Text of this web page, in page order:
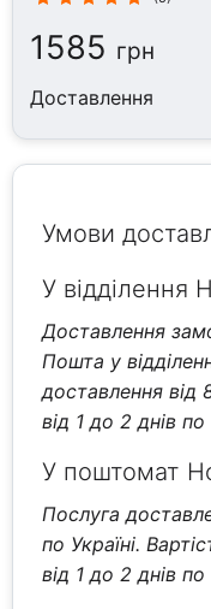
1585 грн
Доставлення
Умови
У відділення
Доставлення
Пошта у
доставлення від
від 1 до 2 днів по
У поштомат
Послуга
по Україні.
від 1 до 2 днів по